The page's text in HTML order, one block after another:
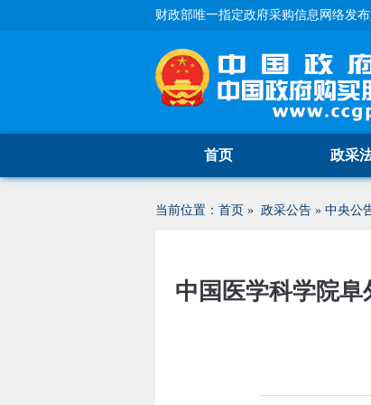
财政部唯一指定政府采购信息网络发
首页 政采
当前位置： 首页 » 政采公告 » 中央公
中国医学科学院